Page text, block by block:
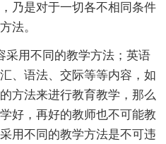
乃是对于一切各不相同条件
法。
采用不同的教学方法；英语
、语法、交际等等内容，如
方法来进行教育教学，那么
好，再好的教师也不可能教
用不同的教学方法是不可违